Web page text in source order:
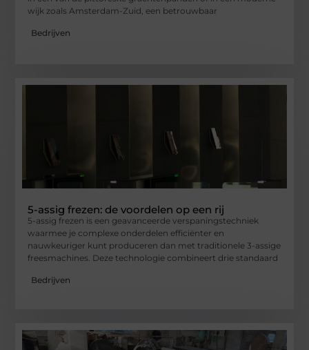
wijk zoals Amsterdam-Zuid, een betrouwbaar
Bedrijven
5-assig frezen: de voordelen op een rij
5-assig frezen is een geavanceerde verspaningstechniek
waarmee je complexe onderdelen efficiënter en
nauwkeuriger kunt produceren dan met traditionele 3-assige
freesmachines. Deze technologie combineert drie standaard
Bedrijven